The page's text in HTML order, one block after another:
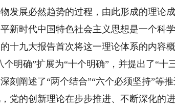
发展必然趋势的过程，由此形成的理论
新时代中国特色社会主义思想是一个科
十九大报告首次将这一理论体系的内容
个明确”扩展为“十个明确”，并提出了“十
刻阐述了“两个结合”“六个必须坚持”等
党的创新理论在步步推进、不断深化的